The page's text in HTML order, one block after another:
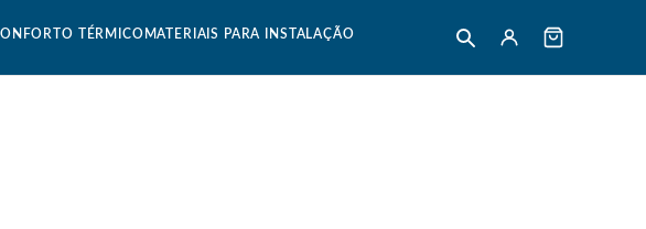
TÉRMICO MATERIAIS PARA INSTALAÇÃO